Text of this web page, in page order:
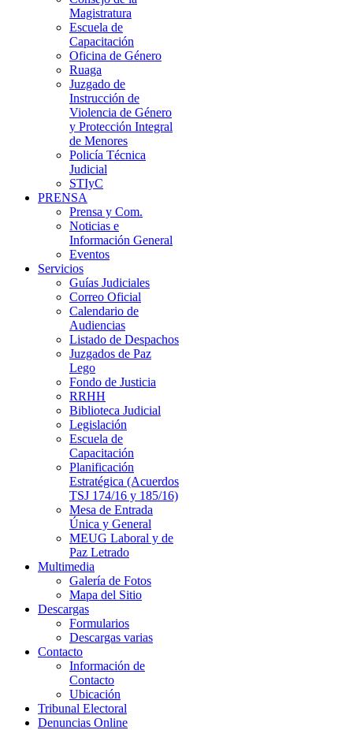
Magistratura
Escuela de
Capacitación
Oficina de Género
Ruaga
Juzgado de
Instrucción de
Violencia de Género
y Protección Integral
de Menores
Policía Técnica
Judicial
STIyC
PRENSA
Prensa y Com.
Noticias e
Información General
Eventos
Servicios
Guías Judiciales
Correo Oficial
Calendario de
Audiencias
Listado de Despachos
Juzgados de Paz
Lego
Fondo de Justicia
RRHH
Biblioteca Judicial
Legislación
Escuela de
Capacitación
Planificación
Estratégica (Acuerdos
TSJ 174/16 y 185/16)
Mesa de Entrada
Única y General
MEUG Laboral y de
Paz Letrado
Multimedia
Galería de Fotos
Mapa del Sitio
Descargas
Formularios
Descargas varias
Contacto
Información de
Contacto
Ubicación
Tribunal Electoral
Denuncias Online